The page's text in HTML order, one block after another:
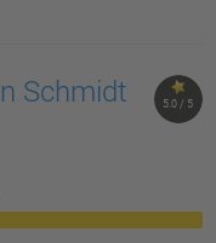
5.0 / 5
Schmidt